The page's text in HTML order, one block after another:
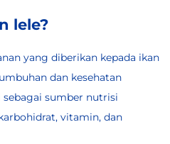
lele?
yang diberikan kepada ikan
dan kesehatan
sebagai sumber nutrisi
vitamin, dan